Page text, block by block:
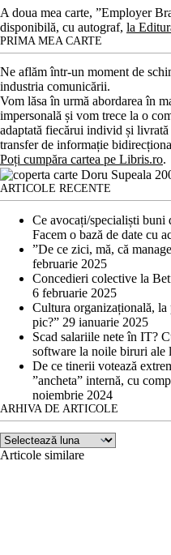
A doua mea carte, ”Employer
disponibilă, cu autograf, la
PRIMA MEA CARTE
Ne aflăm într-un moment de
industria comunicării.
Vom lăsa în urmă abordarea în
impersonală și vom trece la o
adaptată fiecărui individ și
transfer de informație
Poți cumpăra cartea pe Libris.ro.
ARTICOLE RECENTE
Ce avocați/specialiști buni
Facem o bază de date cu
”De ce zici, mă, că
februarie 2025
Concedieri colective la
6 februarie 2025
Cultura organizațională, la
pic?” 29 ianuarie 2025
Scad salariile nete în IT?
software la noile biruri ale
De ce tinerii votează
”ancheta” internă, cu
noiembrie 2024
ARHIVA DE ARTICOLE
Arhiva
de
Articole similare